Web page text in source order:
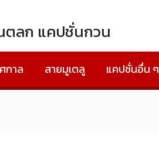
ตลก แคปชั่นกวน
กาล สายมูเตลู แคปชั่นอื่น ๆ